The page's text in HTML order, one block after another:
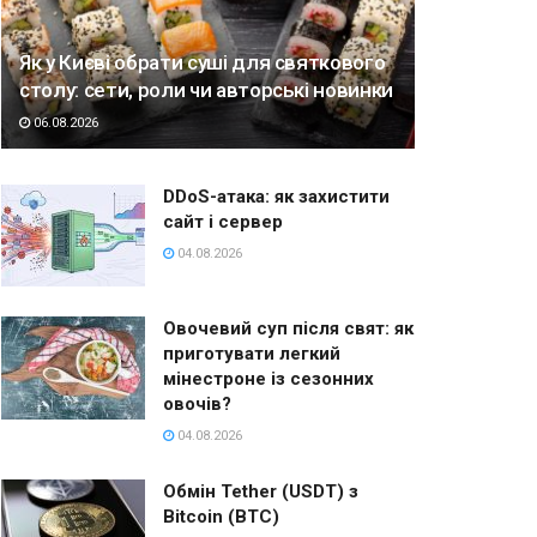
Як у Києві обрати суші для святкового
столу: сети, роли чи авторські новинки
06.08.2026
DDoS-атака: як захистити
сайт і сервер
04.08.2026
Овочевий суп після свят: як
приготувати легкий
мінестроне із сезонних
овочів?
04.08.2026
Обмін Tether (USDT) з
Bitcoin (BTC)